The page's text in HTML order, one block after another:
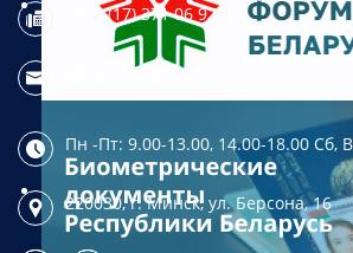
+375 (17) 371 06 97
info@mjkx.gov.by
Пн -Пт: 9.00-13.00, 14.00-18.00 Сб,
220030, г. Минск, ул. Берсона, 16